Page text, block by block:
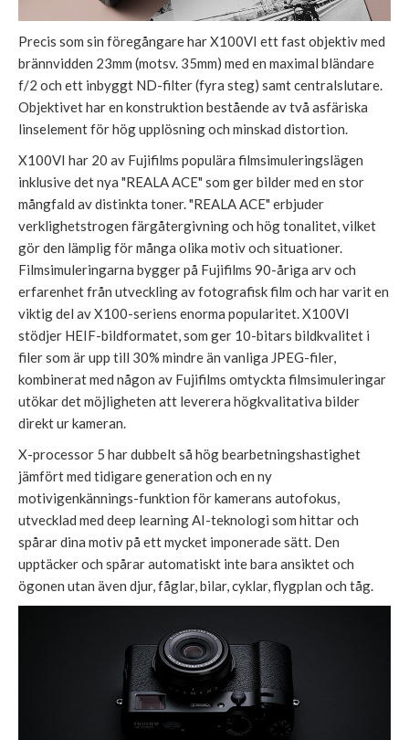
Precis som sin föregångare har X100VI ett fast objektiv med
brännvidden 23mm (motsv. 35mm) med en maximal bländare
f/2 och ett inbyggt ND-filter (fyra steg) samt centralslutare.
Objektivet har en konstruktion bestående av två asfäriska
linselement för hög upplösning och minskad distortion.
X100VI har 20 av Fujifilms populära filmsimuleringslägen
inklusive det nya "REALA ACE" som ger bilder med en stor
mångfald av distinkta toner. "REALA ACE" erbjuder
verklighetstrogen färgåtergivning och hög tonalitet, vilket
gör den lämplig för många olika motiv och situationer.
Filmsimuleringarna bygger på Fujifilms 90-åriga arv och
erfarenhet från utveckling av fotografisk film och har varit en
viktig del av X100-seriens enorma popularitet. X100VI
stödjer HEIF-bildformatet, som ger 10-bitars bildkvalitet i
filer som är upp till 30% mindre än vanliga JPEG-filer,
kombinerat med någon av Fujifilms omtyckta filmsimuleringar
utökar det möjligheten att leverera högkvalitativa bilder
direkt ur kameran.
X-processor 5 har dubbelt så hög bearbetningshastighet
jämfört med tidigare generation och en ny
motivigenkännings-funktion för kamerans autofokus,
utvecklad med deep learning AI-teknologi som hittar och
spårar dina motiv på ett mycket imponerade sätt. Den
upptäcker och spårar automatiskt inte bara ansiktet och
ögonen utan även djur, fåglar, bilar, cyklar, flygplan och tåg.